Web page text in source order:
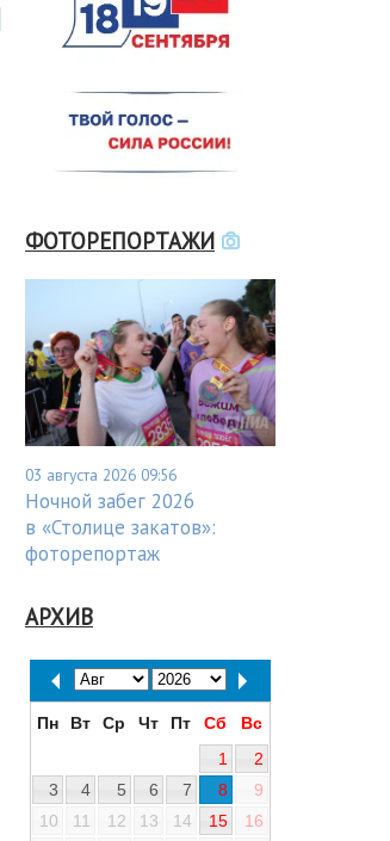
ФОТОРЕПОРТАЖИ
03 августа 2026 09:56
Ночной забег 2026
в «Столице закатов»:
фоторепортаж
АРХИВ
Пн Вт Ср Чт Пт Сб
Вс
1
2
3
4 5 6 7 8
9
10
11 12 13 14 15
16